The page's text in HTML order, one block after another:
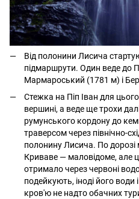
Від полонини Лисича
підмаршрути. Один веде до
Мармароський (1781 м) і
Стежка на Піп Іван для
вершині, а веде ще трохи
румунського кордону до
траверсом через північно-
полонину Лисича. По
Криваве — маловідоме, але
отримало через червоні
подейкують, іноді його
кров'ю не надто обачних